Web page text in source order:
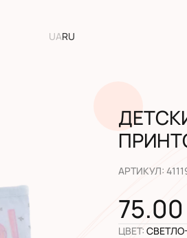
UARU
АРТИКУЛ:
ЦВЕТ: